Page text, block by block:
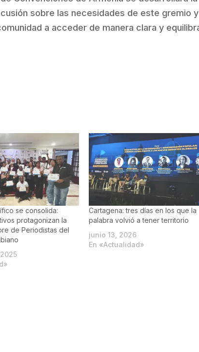
sobre las necesidades de este gremio
a acceder de manera clara y
se consolida:
protagonizan la
de Periodistas del
Cartagena: tres días en los que la
palabra volvió a tener territorio
junio 13, 2026
En «Actualidad»